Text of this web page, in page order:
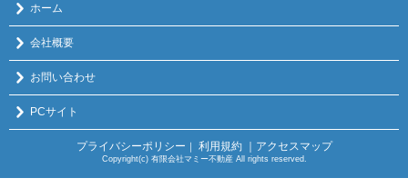
ホーム
会社概要
お問い合わせ
PCサイト
プライバシーポリシー ｜ 利用規約 ｜アクセスマップ
Copyright(c) 有限会社マミー不動産 All rights reserved.